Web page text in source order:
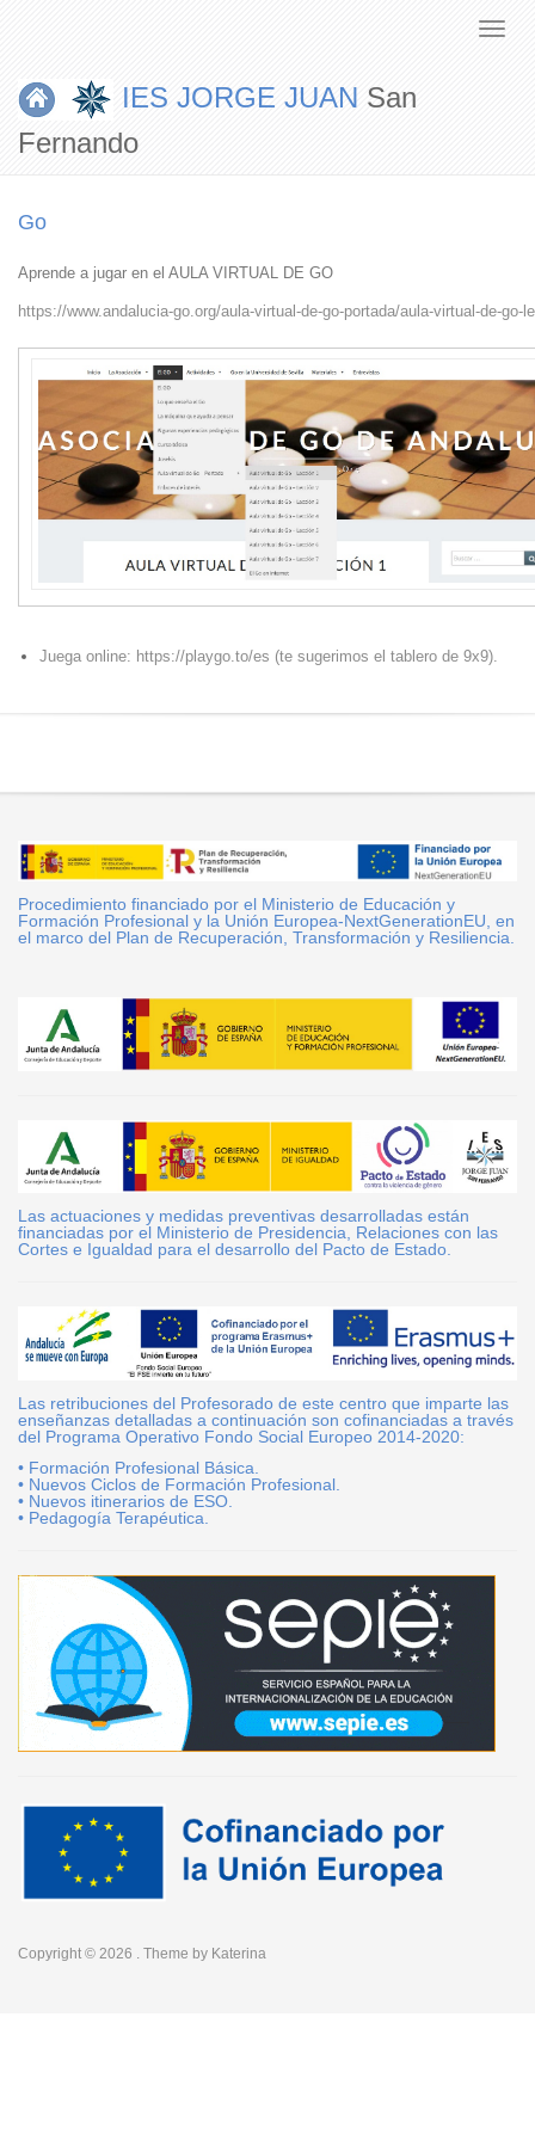
IES JORGE JUAN San
Fernando
Go
Aprende a jugar en el AULA VIRTUAL DE GO
https://www.andalucia-go.org/aula-virtual-de-go-portada/aula-virtual-de-go-
Juega online: https://playgo.to/es (te sugerimos el tablero de 9x9).
Procedimiento financiado por el Ministerio de Educación y
Formación Profesional y la Unión Europea-NextGenerationEU, en
el marco del Plan de Recuperación, Transformación y Resiliencia.
Las actuaciones y medidas preventivas desarrolladas están
financiadas por el Ministerio de Presidencia, Relaciones con las
Cortes e Igualdad para el desarrollo del Pacto de Estado.
Las retribuciones del Profesorado de este centro que imparte las
enseñanzas detalladas a continuación son cofinanciadas a través
del Programa Operativo Fondo Social Europeo 2014-2020:
• Formación Profesional Básica.
• Nuevos Ciclos de Formación Profesional.
• Nuevos itinerarios de ESO.
• Pedagogía Terapéutica.
Copyright © 2026 . Theme by Katerina